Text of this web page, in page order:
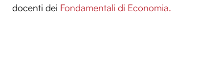
docenti dei Fondamentali di Economia.